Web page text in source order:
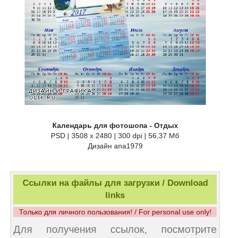
Календарь для фотошопа - Отдых
PSD | 3508 x 2480 | 300 dpi | 56,37 Мб
Дизайн аnа1979
Ссылки на файлы для загрузки / Download
links
Только для личного пользования! / For personal use only!
Для получения ссылок, посмотрите